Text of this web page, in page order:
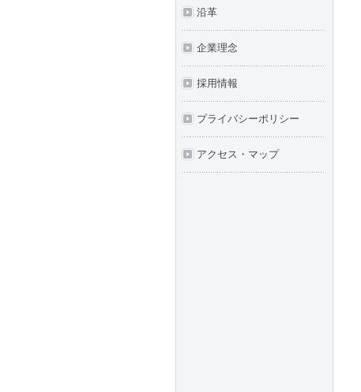
沿革
企業理念
採用情報
プライバシーポリシー
アクセス・マップ